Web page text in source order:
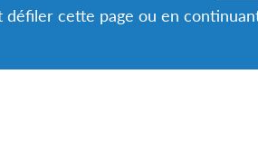
cette page ou en